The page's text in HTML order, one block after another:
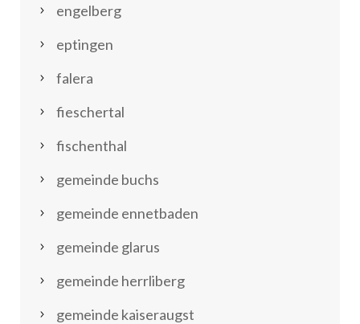
engelberg
eptingen
falera
fieschertal
fischenthal
gemeinde buchs
gemeinde ennetbaden
gemeinde glarus
gemeinde herrliberg
gemeinde kaiseraugst